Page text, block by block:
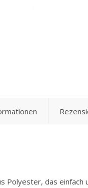
Polyester, das